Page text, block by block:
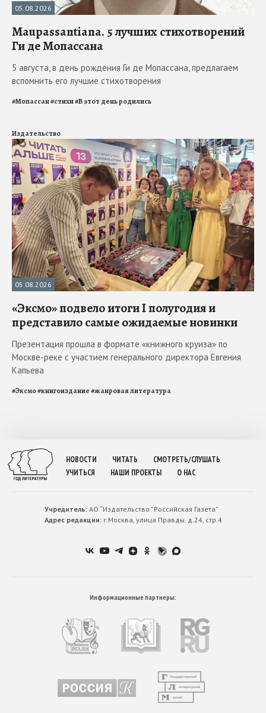
05.08.2026
Maupassantiana. 5 лучших стихотворений
Ги де Мопассана
5 августа, в день рождения Ги де Мопассана, предлагаем
вспомнить его лучшие стихотворения
#Мопассан#стихи#В этот день родились
Издательство
05.08.2026
«Эксмо» подвело итоги I полугодия и
представило самые ожидаемые новинки
Презентация прошла в формате «книжного круиза» по
Москве-реке с участием генерального директора Евгения
Капьева
#Эксмо#книгоиздание#жанровая литература
НОВОСТИ ЧИТАТЬ
СМОТРЕТЬ/СЛУШАТЬ
УЧИТЬСЯ
НАШИ ПРОЕКТЫ О НАС
Учредитель:АО “Издательство ”Российская Газета”
Адрес редакции:г.Москва, улица Правды. д.24, стр.4
Информационные партнеры: